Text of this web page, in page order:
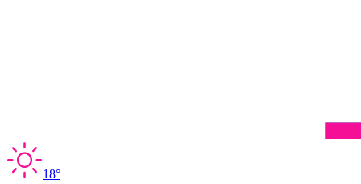
18°